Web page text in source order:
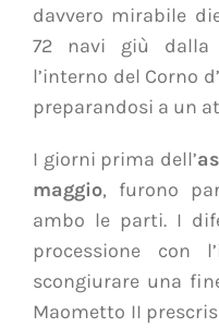
davvero mirabile
72 navi giù dalla
l’interno del Corno
preparandosi a un
I giorni prima dell’
maggio, furono
ambo le parti. I
processione con
scongiurare una
Maometto II